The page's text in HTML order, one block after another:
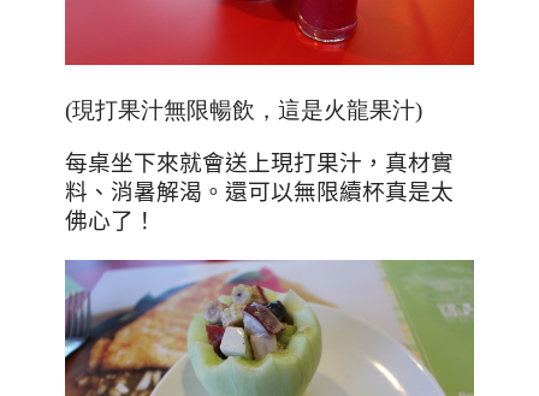
(現打果汁無限暢飲，這是火龍果汁)
每桌坐下來就會送上現打果汁，真材實
料、消暑解渴。還可以無限續杯真是太
佛心了！